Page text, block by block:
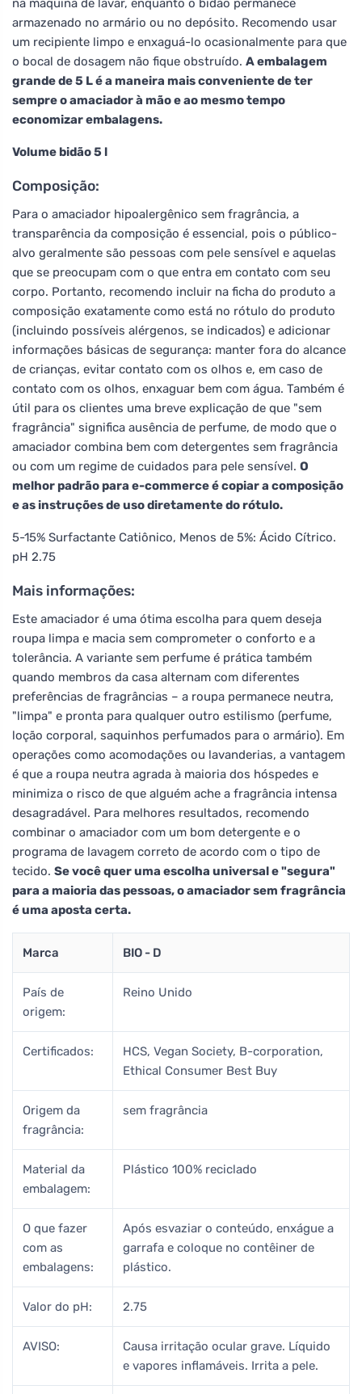
armazenado no armário ou no depósito. Recomendo usar
um recipiente limpo e enxaguá-lo ocasionalmente para que
o bocal de dosagem não fique obstruído. A embalagem
grande de 5 L é a maneira mais conveniente de ter
sempre o amaciador à mão e ao mesmo tempo
economizar embalagens.
Volume bidão 5 l
Composição:
Para o amaciador hipoalergênico sem fragrância, a
transparência da composição é essencial, pois o público-
alvo geralmente são pessoas com pele sensível e aquelas
que se preocupam com o que entra em contato com seu
corpo. Portanto, recomendo incluir na ficha do produto a
composição exatamente como está no rótulo do produto
(incluindo possíveis alérgenos, se indicados) e adicionar
informações básicas de segurança: manter fora do alcance
de crianças, evitar contato com os olhos e, em caso de
contato com os olhos, enxaguar bem com água. Também é
útil para os clientes uma breve explicação de que "sem
fragrância" significa ausência de perfume, de modo que o
amaciador combina bem com detergentes sem fragrância
ou com um regime de cuidados para pele sensível. O
melhor padrão para e-commerce é copiar a composição
e as instruções de uso diretamente do rótulo.
5-15% Surfactante Catiônico, Menos de 5%: Ácido Cítrico.
pH 2.75
Mais informações:
Este amaciador é uma ótima escolha para quem deseja
roupa limpa e macia sem comprometer o conforto e a
tolerância. A variante sem perfume é prática também
quando membros da casa alternam com diferentes
preferências de fragrâncias – a roupa permanece neutra,
"limpa" e pronta para qualquer outro estilismo (perfume,
loção corporal, saquinhos perfumados para o armário). Em
operações como acomodações ou lavanderias, a vantagem
é que a roupa neutra agrada à maioria dos hóspedes e
minimiza o risco de que alguém ache a fragrância intensa
desagradável. Para melhores resultados, recomendo
combinar o amaciador com um bom detergente e o
programa de lavagem correto de acordo com o tipo de
tecido. Se você quer uma escolha universal e "segura"
para a maioria das pessoas, o amaciador sem fragrância
é uma aposta certa.
Marca BIO - D
País de
origem:
Reino Unido
Certificados:
HCS, Vegan Society, B-corporation,
Ethical Consumer Best Buy
Origem da
fragrância:
sem fragrância
Material da
embalagem:
Plástico 100% reciclado
O que fazer
com as
embalagens:
Após esvaziar o conteúdo, enxágue a
garrafa e coloque no contêiner de
plástico.
Valor do pH: 2.75
AVISO:
Causa irritação ocular grave. Líquido
e vapores inflamáveis. Irrita a pele.